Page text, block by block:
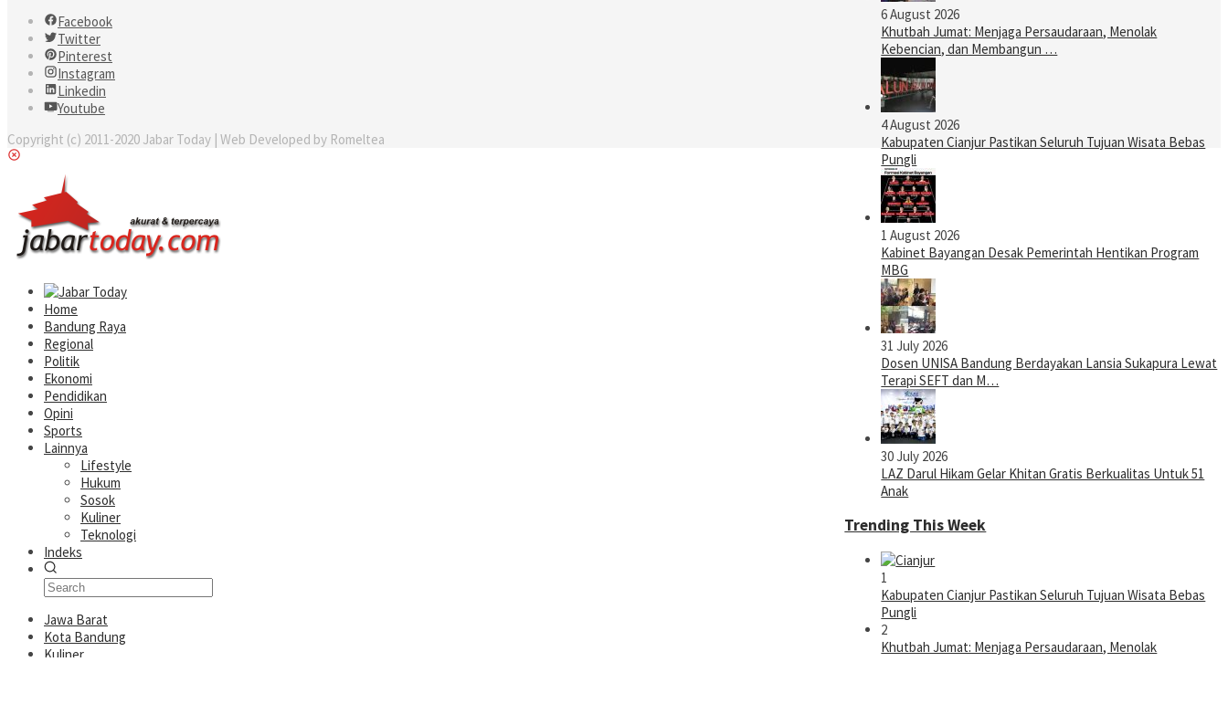
6 August 2026
Khutbah Jumat: Menjaga Persaudaraan, Menolak
Kebencian, dan Membangun …
4 August 2026
Kabupaten Cianjur Pastikan Seluruh Tujuan Wisata Bebas
Pungli
1 August 2026
Kabinet Bayangan Desak Pemerintah Hentikan Program
MBG
31 July 2026
Dosen UNISA Bandung Berdayakan Lansia Sukapura Lewat
Terapi SEFT dan M…
30 July 2026
LAZ Darul Hikam Gelar Khitan Gratis Berkualitas Untuk 51
Anak
Trending This Week
1
Kabupaten Cianjur Pastikan Seluruh Tujuan Wisata Bebas
Pungli
2
Khutbah Jumat: Menjaga Persaudaraan, Menolak
Facebook
Twitter
Pinterest
Instagram
Linkedin
Youtube
Copyright (c) 2011-2020 Jabar Today | Web Developed by Romeltea
Home
Bandung Raya
Regional
Politik
Ekonomi
Pendidikan
Opini
Sports
Lainnya
Lifestyle
Hukum
Sosok
Kuliner
Teknologi
Indeks
Jawa Barat
Kota Bandung
Kuliner